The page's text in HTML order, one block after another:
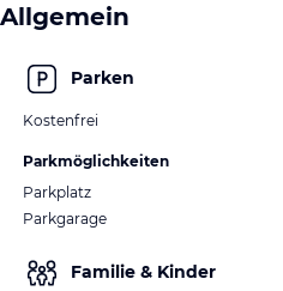
Parken
Kostenfrei
Parkmöglichkeiten
Parkplatz
Parkgarage
Familie & Kinder